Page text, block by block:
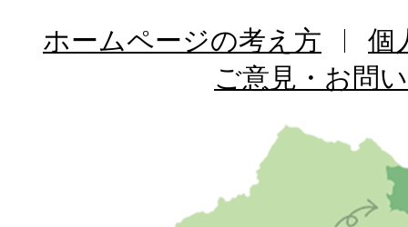
ホームページの考え方
個
ご意見・お問